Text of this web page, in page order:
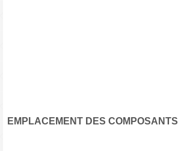
EMPLACEMENT DES COMPOSANTS